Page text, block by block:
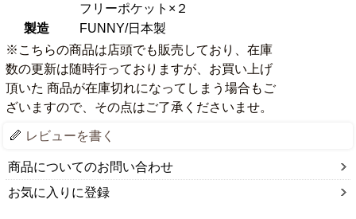
フリーポケット×２
製造
FUNNY/日本製
※こちらの商品は店頭でも販売しており、在庫
数の更新は随時行っておりますが、お買い上げ
頂いた 商品が在庫切れになってしまう場合もご
ざいますので、その点はご了承くださいませ。
レビューを書く
商品についてのお問い合わせ
お気に入りに登録